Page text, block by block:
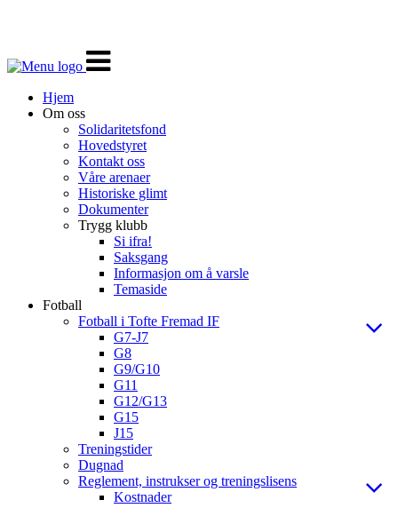
Veksle
navigasjon
Hjem
Om oss
Solidaritetsfond
Hovedstyret
Kontakt oss
Våre arenaer
Historiske glimt
Dokumenter
Trygg klubb
Si ifra!
Saksgang
Informasjon om å varsle
Temaside
Fotball
Fotball i Tofte Fremad IF
G7-J7
G8
G9/G10
G11
G12/G13
G15
J15
Treningstider
Dugnad
Reglement, instrukser og treningslisens
Kostnader